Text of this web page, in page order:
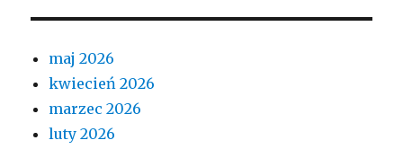
maj 2026
kwiecień 2026
marzec 2026
luty 2026